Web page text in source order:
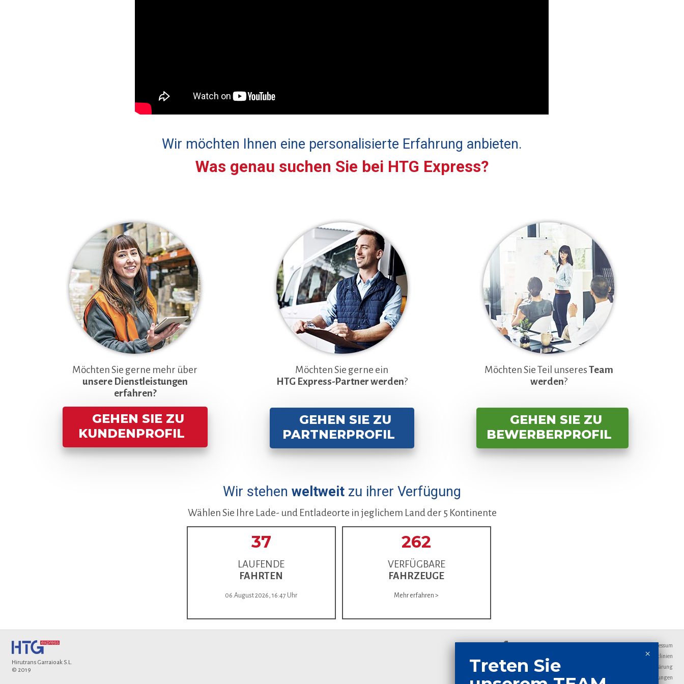
Wir möchten Ihnen eine personalisierte Erfahrung anbieten.
Was genau suchen Sie bei HTG Express?
Möchten Sie gerne mehr über
unsere Dienstleistungen
erfahren?
GEHEN SIE ZU
KUNDENPROFIL
Möchten Sie gerne ein
HTG Express-Partner werden?
GEHEN SIE ZU
PARTNERPROFIL
Möchten Sie Teil unseresTeam
werden?
GEHEN SIE ZU
BEWERBERPROFIL
Wir stehen weltweit zu ihrer Verfügung
Wählen Sie Ihre Lade- und Entladeorte in jeglichem Land der 5 Kontinente
37
LAUFENDE
FAHRTEN
06.August 2026, 16:47 Uhr
262
VERFÜGBARE
FAHRZEUGE
Mehr erfahren >
Hirutrans Garraioak S.L.
© 2019
Impressum
Cookie- Richtlinien
Datenschutzerklärung
Allgemeine Geschäftsbedingungen